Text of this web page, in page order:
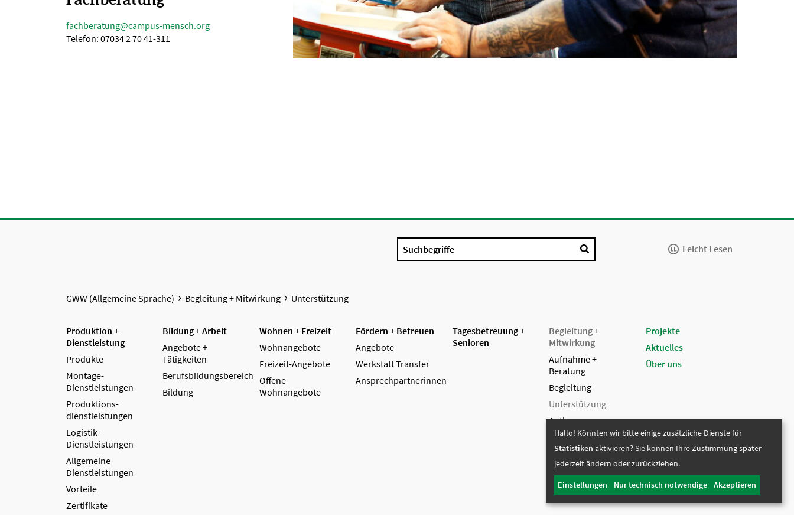
fachberatung@campus-mensch.org
Telefon: 07034 2 70 41-311
Suchbegriffe Leicht Lesen
GWW (Allgemeine Sprache) Begleitung + Mitwirkung Unterstützung
Produktion +
Dienstleistung
Produkte
Montage-
Dienstleistungen
Produktions­
dienstleistungen
Logistik-
Dienstleistungen
Allgemeine
Dienstleistungen
Vorteile
Zertifikate
Bildung + Arbeit
Angebote +
Tätigkeiten
Berufsbildungsbereich
Bildung
Wohnen + Freizeit
Wohnangebote
Freizeit-Angebote
Offene
Wohnangebote
Fördern + Betreuen
Angebote
Werkstatt Transfer
Ansprechpartnerinnen
Tagesbetreuung +
Senioren
Begleitung +
Mitwirkung
Aufnahme +
Beratung
Begleitung
Unterstützung
Autismus
Mitwirkung
Ehrenamt
Projekte
Aktuelles
Über uns
Hallo! Könnten wir bitte einige zusätzliche Dienste für
Statistiken aktivieren? Sie können Ihre Zustimmung später
jederzeit ändern oder zurückziehen.
Einstellungen Nur technisch notwendige Akzeptieren